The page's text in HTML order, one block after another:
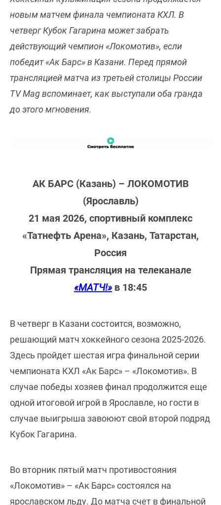
новым матчем финала чемпионата КХЛ. В
четверг Кубок Гагарина может забрать
действующий чемпион «Локомотив», если
победит «Ак Барс» в Казани. Перед прямой
трансляцией матча из третьей столицы России
TV Mag вспоминает, как выступали оба гранда
до этого мгновения.
АК БАРС (Казань) – ЛОКОМОТИВ
(Ярославль)
21 мая 2026, спортивный комплекс
«Татнефть Арена», Казань, Татарстан,
Россия
Прямая трансляция на телеканале
«МАТЧ!» в 18:45
В четверг в Казани состоится, возможно,
решающий матч хоккейного сезона 2025-2026.
Здесь пройдет шестая игра финальной серии
чемпионата КХЛ «Ак Барс» – «Локомотив». В
случае победы хозяев финал продолжится еще
одной итоговой игрой в Ярославле, но гости в
случае выигрыша завоюют свой второй подряд
Кубок Гагарина.
Во вторник пятый матч противостояния
«Локомотив» – «Ак Барс» состоялся на
ярославском льду. До матча счет в финальной